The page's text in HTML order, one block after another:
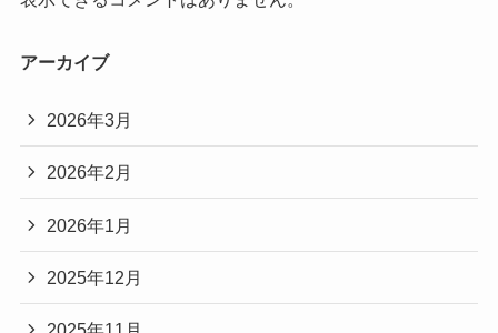
アーカイブ
2026年3月
2026年2月
2026年1月
2025年12月